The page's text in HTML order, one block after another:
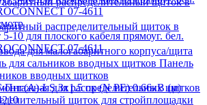
распределительный щиток в
для малогабаритного корпуса/щита
Панель
вводных щитков
для распределительных щитков
10 для плоского кабеля прямоуг. бел.
07-4611